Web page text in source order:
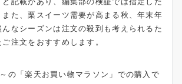
また、栗スイーツ需要が高まる秋、年末年
なシーズンは注文の殺到も考えられるた
注文をおすすめします。
の「楽天お買い物マラソン」での購入で